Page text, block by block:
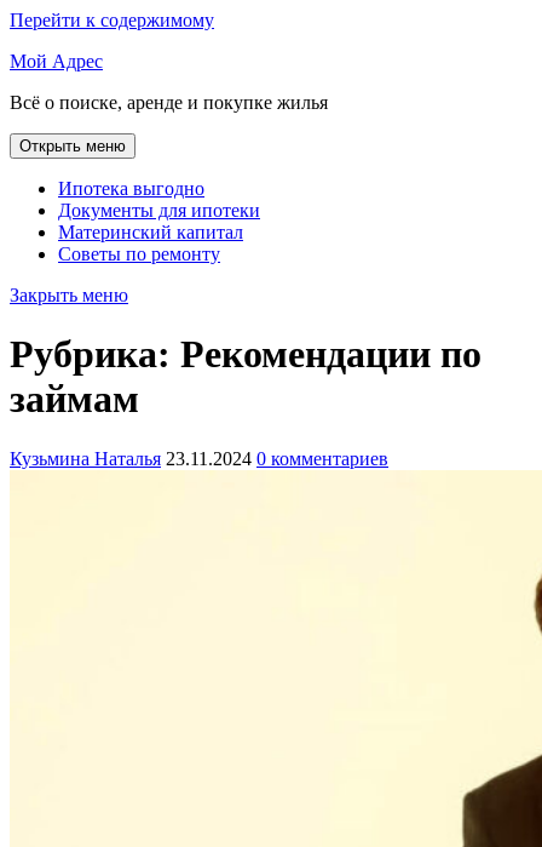
Перейти к содержимому
Мой Адрес
Всё о поиске, аренде и покупке жилья
Открыть меню
Ипотека выгодно
Документы для ипотеки
Материнский капитал
Советы по ремонту
Закрыть меню
Рубрика: Рекомендации по
займам
Кузьмина Наталья 23.11.2024 0 комментариев